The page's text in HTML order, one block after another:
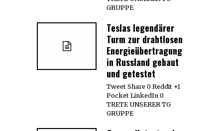
GRUPPE
Teslas legendärer
Turm zur drahtlosen
Energieübertragung
in Russland gebaut
und getestet
Tweet Share 0 Reddit +1
Pocket LinkedIn 0
TRETE UNSERER TG
GRUPPE